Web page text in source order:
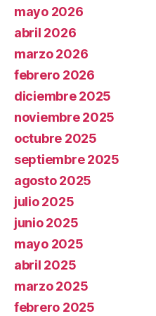
mayo 2026
abril 2026
marzo 2026
febrero 2026
diciembre 2025
noviembre 2025
octubre 2025
septiembre 2025
agosto 2025
julio 2025
junio 2025
mayo 2025
abril 2025
marzo 2025
febrero 2025